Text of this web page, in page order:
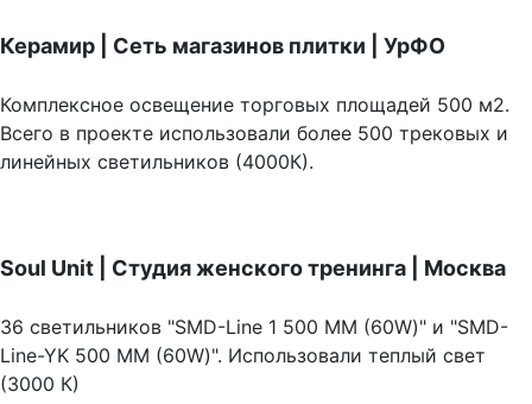
Керамир | Сеть магазинов плитки | УрФО
Комплексное освещение торговых площадей 500 м2.
Всего в проекте использовали более 500 трековых и
линейных светильников (4000К).
Soul Unit Студия женского тренинга | Москва
36 светильников "SMD-Line 1 500 ММ (60W)" и "SMD-
Line-YK 500 ММ (60W)". Использовали теплый свет
(3000 К)